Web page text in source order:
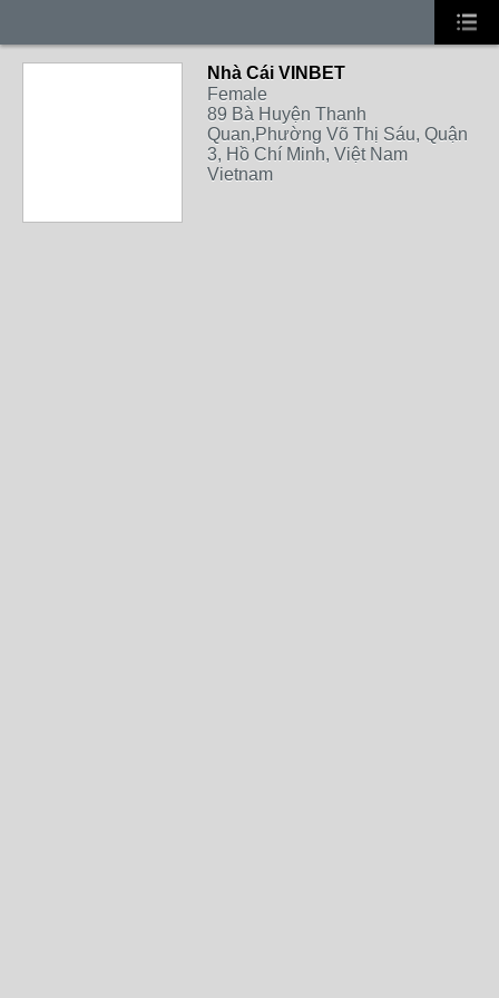
Nhà Cái VINBET
Female
89 Bà Huyện Thanh
Quan,Phường Võ Thị Sáu, Quận
3, Hồ Chí Minh, Việt Nam
Vietnam